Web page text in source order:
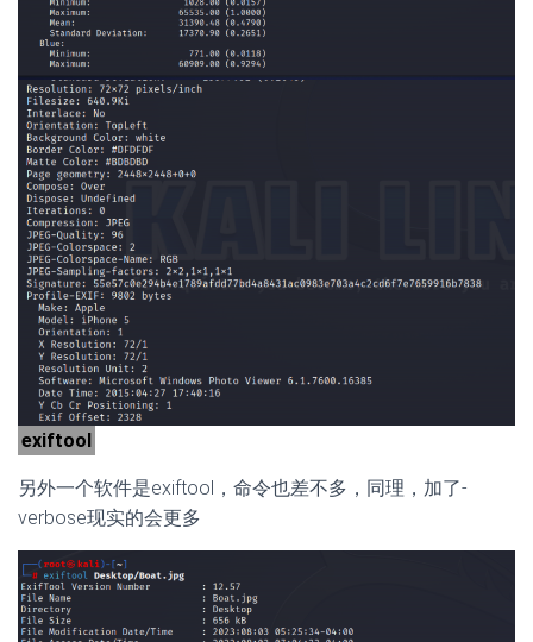
exiftool
另外一个软件是exiftool，命令也差不多，同理，加了-
verbose现实的会更多